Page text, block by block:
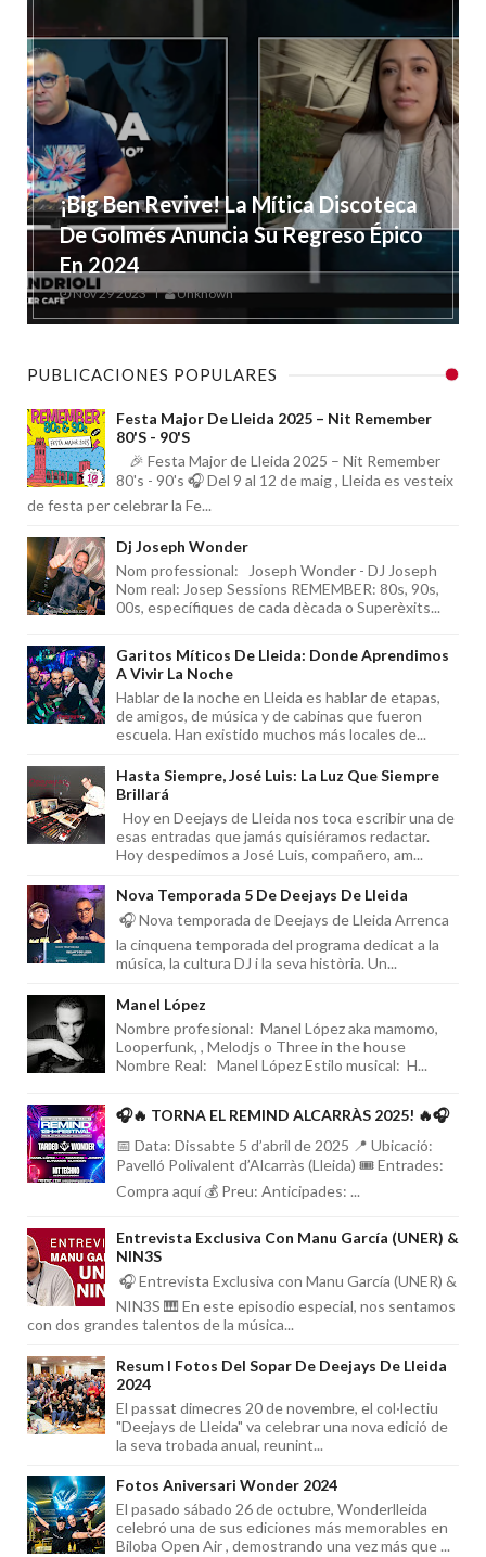
¡Big Ben Revive! La Mítica Discoteca
De Golmés Anuncia Su Regreso Épico
En 2024
Nov 29 2023 Unknown
PUBLICACIONES POPULARES
Festa Major De Lleida 2025 – Nit Remember
80's - 90's
🎉 Festa Major de Lleida 2025 – Nit Remember
80's - 90's 🎧 Del 9 al 12 de maig , Lleida es vesteix
de festa per celebrar la Fe...
Dj Joseph Wonder
Nom professional: Joseph Wonder - DJ Joseph
Nom real: Josep Sessions REMEMBER: 80s, 90s,
00s, específiques de cada dècada o Superèxits...
Garitos Míticos De Lleida: Donde Aprendimos
A Vivir La Noche
Hablar de la noche en Lleida es hablar de etapas,
de amigos, de música y de cabinas que fueron
escuela. Han existido muchos más locales de...
Hasta Siempre, José Luis: La Luz Que Siempre
Brillará
Hoy en Deejays de Lleida nos toca escribir una de
esas entradas que jamás quisiéramos redactar.
Hoy despedimos a José Luis, compañero, am...
Nova Temporada 5 De Deejays De Lleida
🎧 Nova temporada de Deejays de Lleida Arrenca
la cinquena temporada del programa dedicat a la
música, la cultura DJ i la seva història. Un...
Manel López
Nombre profesional: Manel López aka mamomo,
Looperfunk, , Melodjs o Three in the house
Nombre Real: Manel López Estilo musical: H...
🎧🔥 TORNA EL REMIND ALCARRÀS 2025! 🔥🎧
📅 Data: Dissabte 5 d’abril de 2025 📍 Ubicació:
Pavelló Polivalent d’Alcarràs (Lleida) 🎟️ Entrades:
Compra aquí 💰 Preu: Anticipades: ...
Entrevista Exclusiva Con Manu García (UNER) &
NIN3S
🎧 Entrevista Exclusiva con Manu García (UNER) &
NIN3S 🎹 En este episodio especial, nos sentamos
con dos grandes talentos de la música...
Resum I Fotos Del Sopar De Deejays De Lleida
2024
El passat dimecres 20 de novembre, el col·lectiu
"Deejays de Lleida" va celebrar una nova edició de
la seva trobada anual, reunint...
Fotos Aniversari Wonder 2024
El pasado sábado 26 de octubre, Wonderlleida
celebró una de sus ediciones más memorables en
Biloba Open Air , demostrando una vez más que ...